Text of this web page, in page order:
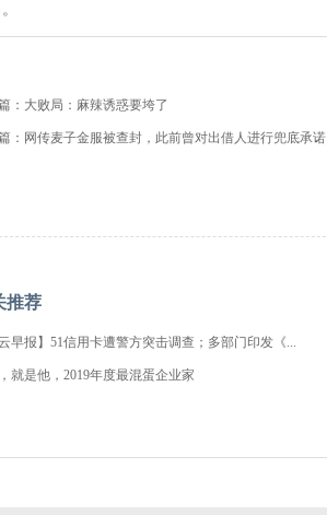
： 大败局：麻辣诱惑要垮了
： 网传麦子金服被查封，此前曾对出借人进行兜底承诺
推荐
云早报】51信用卡遭警方突击调查；多部门印发《...
就是他，2019年度最混蛋企业家